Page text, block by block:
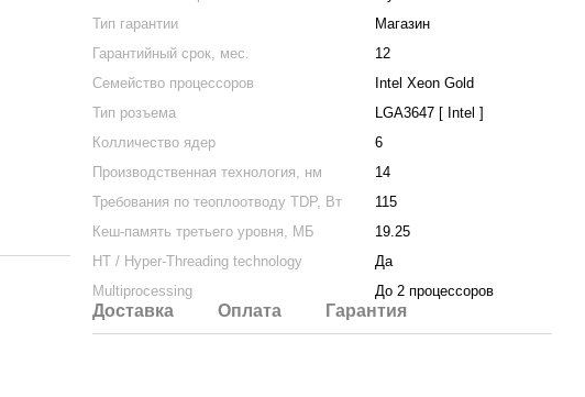
Тип гарантии
Магазин
Гарантийный срок, мес.
12
Семейство процессоров
Intel Xeon Gold
Тип розъема
LGA3647 [ Intel ]
Колличество ядер
6
Производственная технология, нм
14
Требования по теоплоотводу TDP, Вт
115
Кеш-память третьего уровня, МБ
19.25
HT / Hyper-Threading technology
Да
Multiprocessing
До 2 процессоров
Доставка Оплата Гарантия